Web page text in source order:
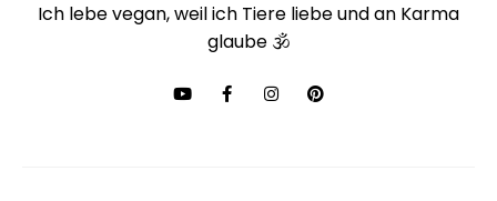
Ich lebe vegan, weil ich Tiere liebe und an Karma
glaube 🕉